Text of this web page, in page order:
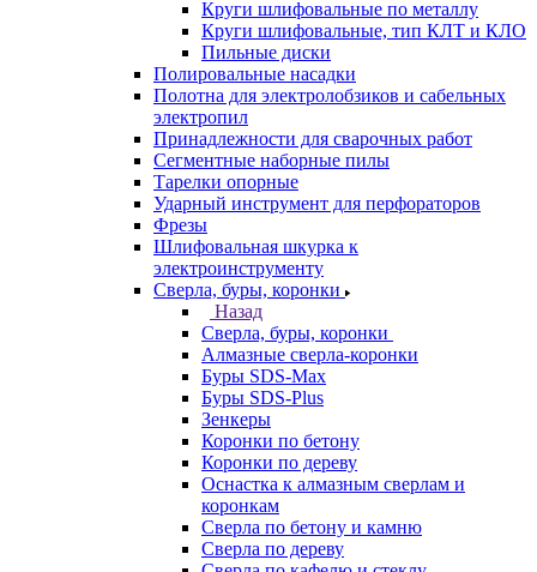
Круги шлифовальные по металлу
Круги шлифовальные, тип КЛТ и КЛО
Пильные диски
Полировальные насадки
Полотна для электролобзиков и сабельных
электропил
Принадлежности для сварочных работ
Сегментные наборные пилы
Тарелки опорные
Ударный инструмент для перфораторов
Фрезы
Шлифовальная шкурка к
электроинструменту
Сверла, буры, коронки
Назад
Сверла, буры, коронки
Алмазные сверла-коронки
Буры SDS-Max
Буры SDS-Plus
Зенкеры
Коронки по бетону
Коронки по дереву
Оснастка к алмазным сверлам и
коронкам
Сверла по бетону и камню
Сверла по дереву